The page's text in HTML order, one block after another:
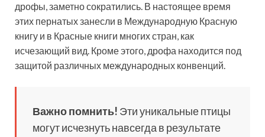
дрофы, заметно сократились. В настоящее время
этих пернатых занесли в Международную Красную
книгу и в Красные книги многих стран, как
исчезающий вид. Кроме этого, дрофа находится под
защитой различных международных конвенций.
Важно помнить! Эти уникальные птицы
могут исчезнуть навсегда в результате